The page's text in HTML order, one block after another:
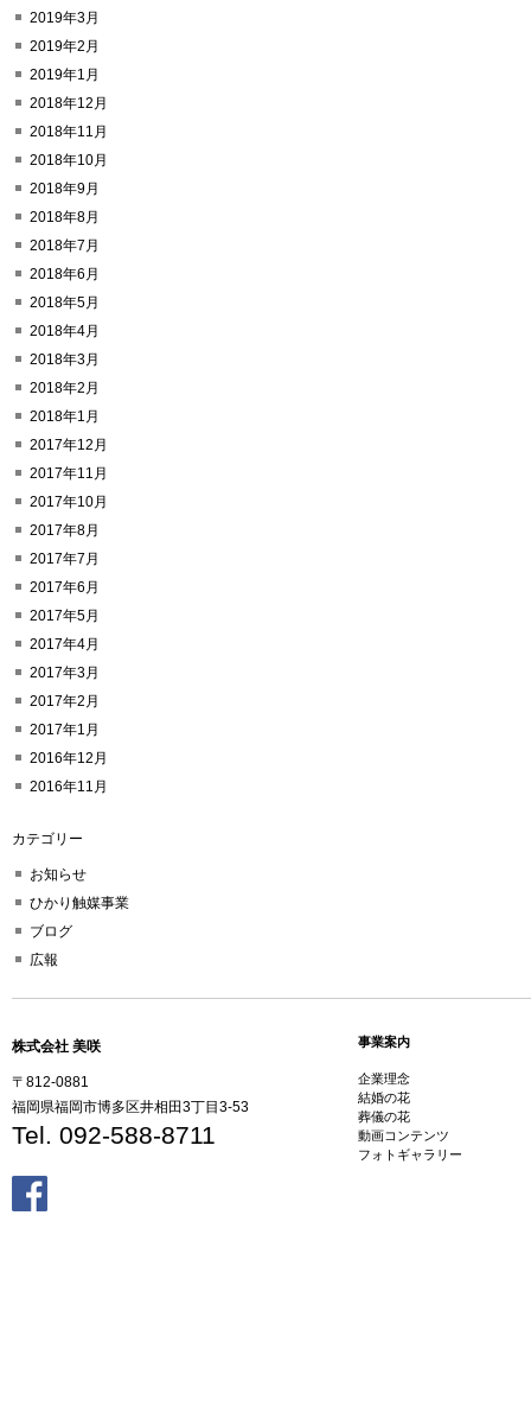
2019年3月
2019年2月
2019年1月
2018年12月
2018年11月
2018年10月
2018年9月
2018年8月
2018年7月
2018年6月
2018年5月
2018年4月
2018年3月
2018年2月
2018年1月
2017年12月
2017年11月
2017年10月
2017年8月
2017年7月
2017年6月
2017年5月
2017年4月
2017年3月
2017年2月
2017年1月
2016年12月
2016年11月
カテゴリー
お知らせ
ひかり触媒事業
ブログ
広報
株式会社 美咲
〒812-0881
福岡県福岡市博多区井相田3丁目3-53
Tel. 092-588-8711
事業案内
企業理念
結婚の花
葬儀の花
動画コンテンツ
フォトギャラリー